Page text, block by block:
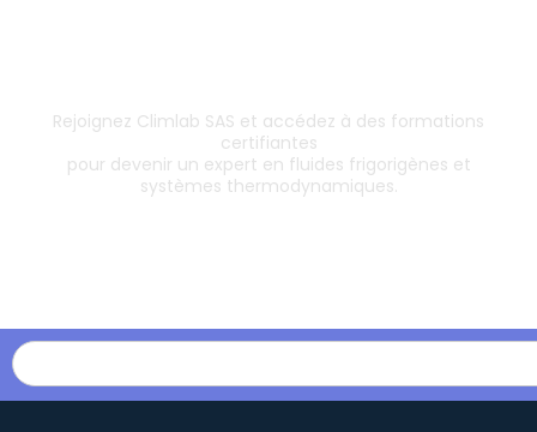
Rejoignez Climlab SAS et accédez à des formations
certifiantes
pour devenir un expert en fluides frigorigènes et
systèmes thermodynamiques.